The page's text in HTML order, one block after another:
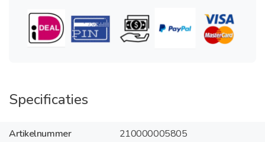
Specificaties
Artikelnummer
210000005805